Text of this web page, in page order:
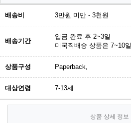
배송비 3만원 미만 - 3천원
배송기간
입금 완료 후 2~3일
미국직배송 상품은 7~10일
상품구성 Paperback,
대상연령 7-13세
상품 상세 정보